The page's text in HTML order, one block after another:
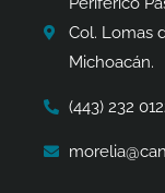
-
f
Col. Lomas
Michoacán.
(443) 232